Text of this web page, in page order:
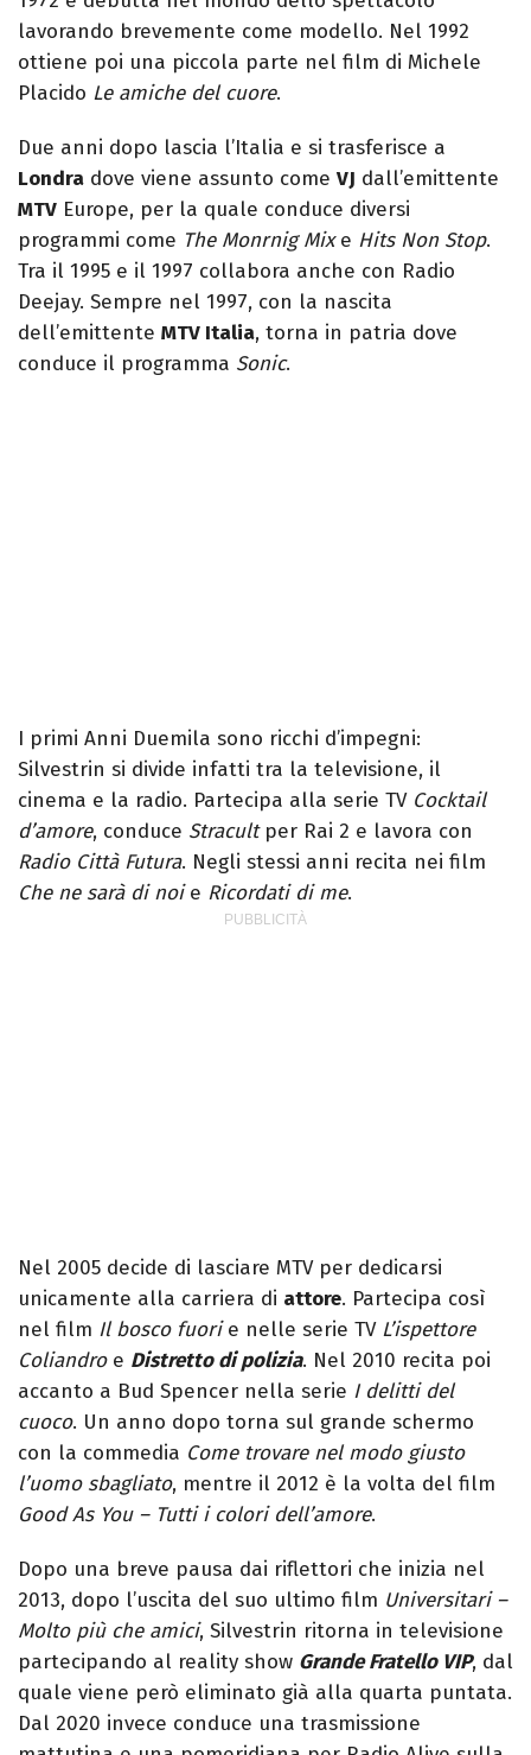
lavorando brevemente come modello. Nel 1992
ottiene poi una piccola parte nel film di Michele
Placido Le amiche del cuore.
Due anni dopo lascia l’Italia e si trasferisce a
Londra dove viene assunto come VJ dall’emittente
MTV Europe, per la quale conduce diversi
programmi come The Monrnig Mixe Hits Non Stop.
Tra il 1995 e il 1997 collabora anche con Radio
Deejay. Sempre nel 1997, con la nascita
dell’emittente MTV Italia, torna in patria dove
conduce il programma Sonic.
I primi Anni Duemila sono ricchi d’impegni:
Silvestrin si divide infatti tra la televisione, il
cinema e la radio. Partecipa alla serie TV Cocktail
d’amore, conduce Stracultper Rai 2 e lavora con
Radio Città Futura. Negli stessi anni recita nei film
Che ne sarà di noie Ricordati di me.
Nel 2005 decide di lasciare MTV per dedicarsi
unicamente alla carriera di attore. Partecipa così
nel film Il bosco fuorie nelle serie TV L’ispettore
Coliandroe Distretto di polizia. Nel 2010 recita poi
accanto a Bud Spencer nella serie I delitti del
cuoco. Un anno dopo torna sul grande schermo
con la commedia Come trovare nel modo giusto
l’uomo sbagliato, mentre il 2012 è la volta del film
Good As You – Tutti i colori dell’amore.
Dopo una breve pausa dai riflettori che inizia nel
2013, dopo l’uscita del suo ultimo film Universitari –
Molto più che amici, Silvestrin ritorna in televisione
partecipando al reality show Grande Fratello VIP, dal
quale viene però eliminato già alla quarta puntata.
Dal 2020 invece conduce una trasmissione